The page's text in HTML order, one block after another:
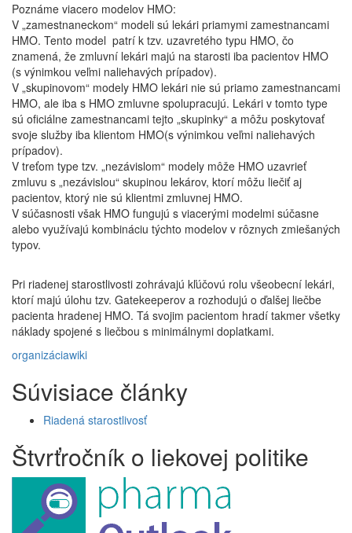
Poznáme viacero modelov HMO:
V „zamestnaneckom“ modeli sú lekári priamymi zamestnancami
HMO. Tento model patrí k tzv. uzavretého typu HMO, čo
znamená, že zmluvní lekári majú na starosti iba pacientov HMO
(s výnimkou veľmi naliehavých prípadov).
V „skupinovom“ modely HMO lekári nie sú priamo zamestnancami
HMO, ale iba s HMO zmluvne spolupracujú. Lekári v tomto type
sú oficiálne zamestnancami tejto „skupinky“ a môžu poskytovať
svoje služby iba klientom HMO(s výnimkou veľmi naliehavých
prípadov).
V treťom type tzv. „nezávislom“ modely môže HMO uzavrieť
zmluvu s „nezávislou“ skupinou lekárov, ktorí môžu liečiť aj
pacientov, ktorý nie sú klientmi zmluvnej HMO.
V súčasnosti však HMO fungujú s viacerými modelmi súčasne
alebo využívajú kombináciu týchto modelov v rôznych zmiešaných
typov.
Pri riadenej starostlivosti zohrávajú kľúčovú rolu všeobecní lekári,
ktorí majú úlohu tzv. Gatekeeperov a rozhodujú o ďalšej liečbe
pacienta hradenej HMO. Tá svojim pacientom hradí takmer všetky
náklady spojené s liečbou s minimálnymi doplatkami.
organizáciawiki
Súvisiace články
Riadená starostlivosť
Štvrťročník o liekovej politike